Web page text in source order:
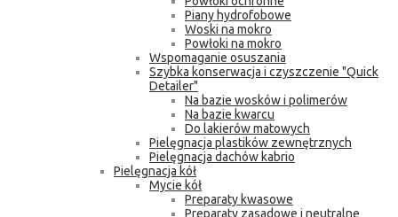
Piany hydrofobowe
Woski na mokro
Powłoki na mokro
Wspomaganie osuszania
Szybka konserwacja i czyszczenie "Quick
Detailer"
Na bazie wosków i polimerów
Na bazie kwarcu
Do lakierów matowych
Pielęgnacja plastików zewnętrznych
Pielęgnacja dachów kabrio
Pielęgnacja kół
Mycie kół
Preparaty kwasowe
Preparaty zasadowe i neutralne